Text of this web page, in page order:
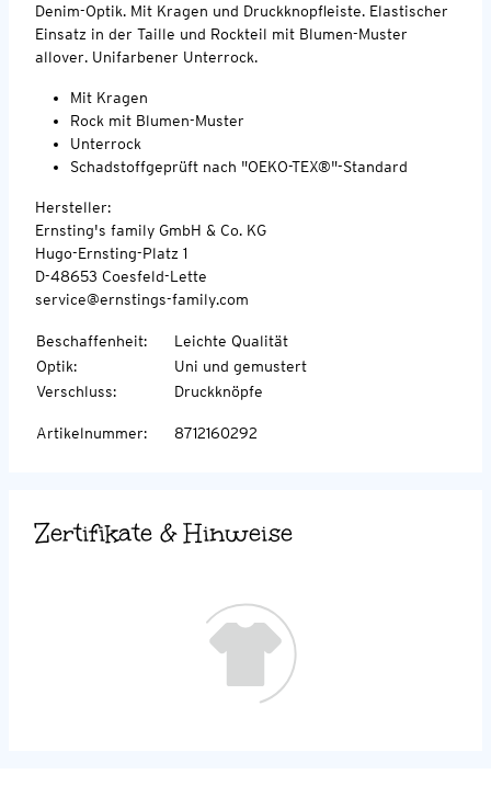
Denim-Optik. Mit Kragen und Druckknopfleiste. Elastischer
Einsatz in der Taille und Rockteil mit Blumen-Muster
allover. Unifarbener Unterrock.
Mit Kragen
Rock mit Blumen-Muster
Unterrock
Schadstoffgeprüft nach "OEKO-TEX®"-Standard
Hersteller:
Ernsting's family GmbH & Co. KG
Hugo-Ernsting-Platz 1
D-48653 Coesfeld-Lette
service@ernstings-family.com
Beschaffenheit:
Leichte Qualität
Optik:
Uni und gemustert
Verschluss: Druckknöpfe
Artikelnummer: 8712160292
Zertifikate & Hinweise